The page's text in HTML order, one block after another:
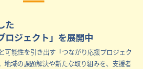
た
ロジェクト」を展開中
可能性を引き出す「つながり応援プロジェク
地域の課題解決や新たな取り組みを、支援者